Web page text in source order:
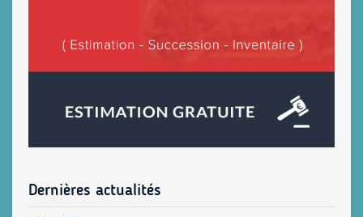
Dernières actualités